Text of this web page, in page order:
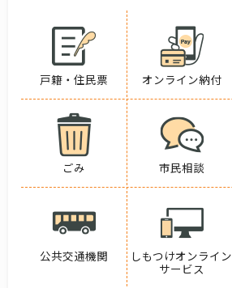
戸籍・住民票 オンライン納付
ごみ 市民相談
公共交通機関
しもつけオンライン
サービス